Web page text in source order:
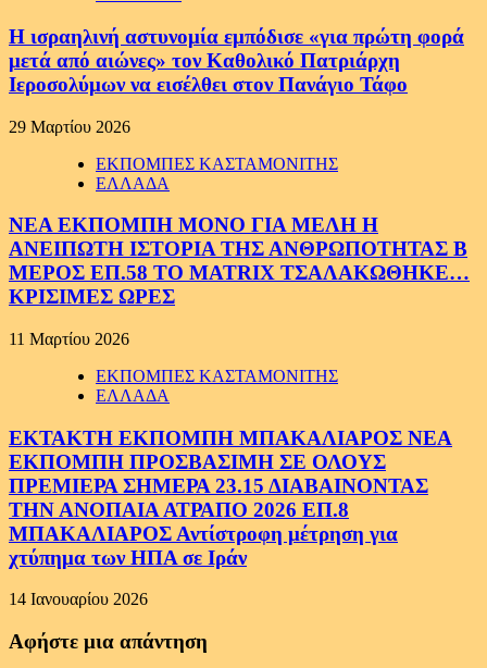
Η ισραηλινή αστυνομία εμπόδισε «για πρώτη φορά
μετά από αιώνες» τον Καθολικό Πατριάρχη
Ιεροσολύμων να εισέλθει στον Πανάγιο Τάφο
29 Μαρτίου 2026
ΕΚΠΟΜΠΕΣ ΚΑΣΤΑΜΟΝΙΤΗΣ
ΕΛΛΑΔΑ
ΝΕΑ ΕΚΠΟΜΠΗ ΜΟΝΟ ΓΙΑ ΜΕΛΗ Η
ΑΝΕΙΠΩΤΗ ΙΣΤΟΡΙΑ ΤΗΣ ΑΝΘΡΩΠΟΤΗΤΑΣ Β
ΜΕΡΟΣ ΕΠ.58 ΤΟ MATRIX ΤΣΑΛΑΚΩΘΗΚΕ…
ΚΡΙΣΙΜΕΣ ΩΡΕΣ
11 Μαρτίου 2026
ΕΚΠΟΜΠΕΣ ΚΑΣΤΑΜΟΝΙΤΗΣ
ΕΛΛΑΔΑ
ΕΚΤΑΚΤΗ ΕΚΠΟΜΠΗ ΜΠΑΚΑΛΙΑΡΟΣ ΝΕΑ
ΕΚΠΟΜΠΗ ΠΡΟΣΒΑΣΙΜΗ ΣΕ ΟΛΟΥΣ
ΠΡΕΜΙΕΡΑ ΣΗΜΕΡΑ 23.15 ΔΙΑΒΑΙΝΟΝΤΑΣ
ΤΗΝ ΑΝΟΠΑΙΑ ΑΤΡΑΠΟ 2026 ΕΠ.8
ΜΠΑΚΑΛΙΑΡΟΣ Αντίστροφη μέτρηση για
χτύπημα των ΗΠΑ σε Ιράν
14 Ιανουαρίου 2026
Αφήστε μια απάντηση